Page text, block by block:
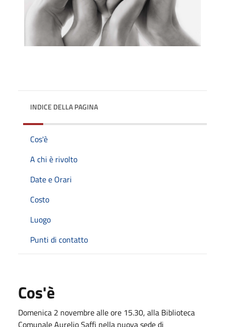
INDICE DELLA PAGINA
Cos'è
A chi è rivolto
Date e Orari
Costo
Luogo
Punti di contatto
Cos'è
Domenica 2 novembre alle ore 15.30, alla Biblioteca
Comunale Aurelio Saffi nella nuova sede di